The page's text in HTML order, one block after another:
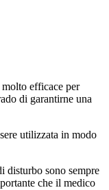
efficace per
di garantirne una
utilizzata in modo
disturbo sono sempre
che il medico